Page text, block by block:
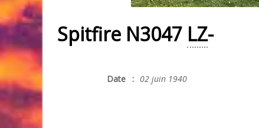
Spitfire N3047 LZ-
Date : 02 juin 1940